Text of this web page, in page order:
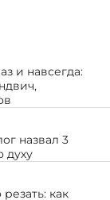
и навсегда:
назвал 3
духу
как